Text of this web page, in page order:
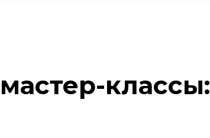
классы: